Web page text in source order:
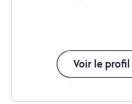
Voir le profil